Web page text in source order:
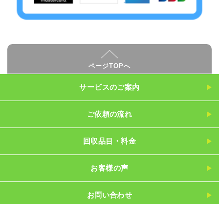
ページTOPへ
サービスのご案内
ご依頼の流れ
回収品目・料金
お客様の声
お問い合わせ